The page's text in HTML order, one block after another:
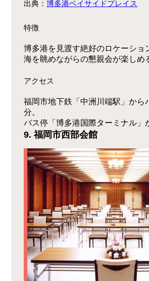
出典：博多港ベイサイドプレイス
特徴
博多港を見渡す絶好のロケーショ
海を眺めながらの懇親会が楽しめ
アクセス
福岡市地下鉄「中洲川端駅」から
分。
バス停「博多港国際ターミナル」
9. 福岡市西部会館